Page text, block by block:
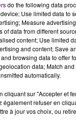
à des
contrôle par
quatre roues
lieux où
d’accidents.
du
do the following data
Use limited data to
Measure
of data from different
content; Use limited
and content; Save
browsing data to offer
data; Match
automatically.
cliquant sur "Accepter et
également refuser en
à jour vos choix, ou